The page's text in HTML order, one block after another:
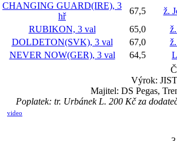
CHANGING GUARD(IRE), 3
hř
67,5
ž.
RUBIKON, 3 val 65,0
DOLDETON(SVK), 3 val 67,0
NEVER NOW(GER), 3 val 64,5
Výrok:
Majitel: DS Pegas,
Poplatek: tr. Urbánek L. 200 Kč za
video